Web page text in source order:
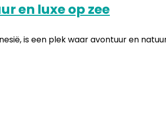
en luxe op zee
is een plek waar avontuur en